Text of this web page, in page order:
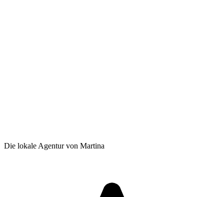
Die lokale Agentur von Martina